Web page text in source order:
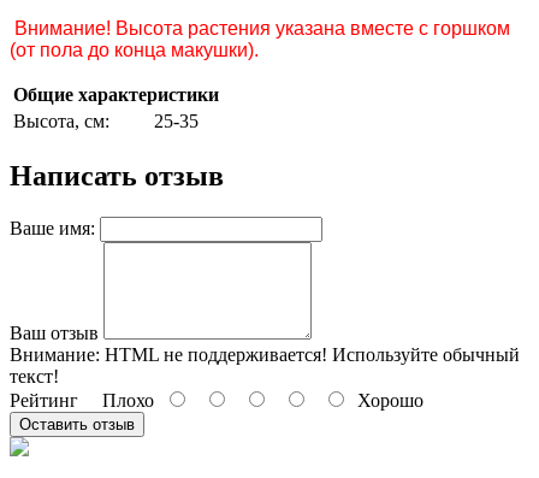
Внимание! Высота растения указана вместе с горшком
(от пола до конца макушки).
Общие характеристики
Высота, см:
25-35
Написать отзыв
Ваше имя:
Ваш отзыв
Внимание: HTML не поддерживается! Используйте обычный
текст!
Рейтинг Плохо Хорошо
Оставить отзыв